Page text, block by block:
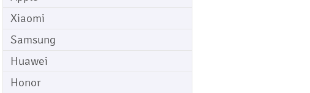
Xiaomi
Samsung
Huawei
Honor